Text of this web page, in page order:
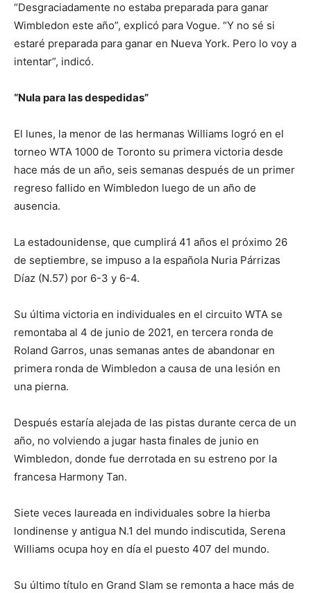
“Desgraciadamente no estaba preparada para ganar
Wimbledon este año”, explicó para Vogue. “Y no sé si
estaré preparada para ganar en Nueva York. Pero lo voy a
intentar”, indicó.
“Nula para las despedidas”
El lunes, la menor de las hermanas Williams logró en el
torneo WTA 1000 de Toronto su primera victoria desde
hace más de un año, seis semanas después de un primer
regreso fallido en Wimbledon luego de un año de
ausencia.
La estadounidense, que cumplirá 41 años el próximo 26
de septiembre, se impuso a la española Nuria Párrizas
Díaz (N.57) por 6-3 y 6-4.
Su última victoria en individuales en el circuito WTA se
remontaba al 4 de junio de 2021, en tercera ronda de
Roland Garros, unas semanas antes de abandonar en
primera ronda de Wimbledon a causa de una lesión en
una pierna.
Después estaría alejada de las pistas durante cerca de un
año, no volviendo a jugar hasta finales de junio en
Wimbledon, donde fue derrotada en su estreno por la
francesa Harmony Tan.
Siete veces laureada en individuales sobre la hierba
londinense y antigua N.1 del mundo indiscutida, Serena
Williams ocupa hoy en día el puesto 407 del mundo.
Su último título en Grand Slam se remonta a hace más de